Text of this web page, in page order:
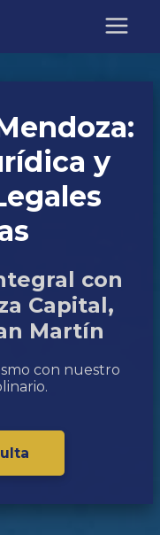
y
con
Capital,
Martín
con nuestro